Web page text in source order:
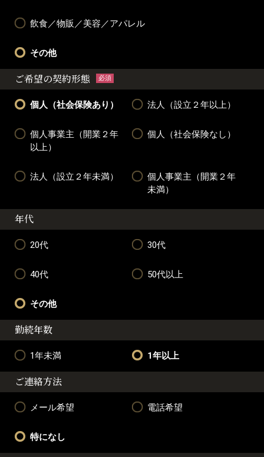
飲食／物販／美容／アパレル
その他
ご希望の契約形態 必須
個人（社会保険あり） 法人（設立２年以上）
個人事業主（開業２年
以上）
個人（社会保険なし）
法人（設立２年未満）
個人事業主（開業２年
未満）
年代
20代 30代
40代 50代以上
その他
勤続年数
1年未満 1年以上
ご連絡方法
メール希望 電話希望
特になし